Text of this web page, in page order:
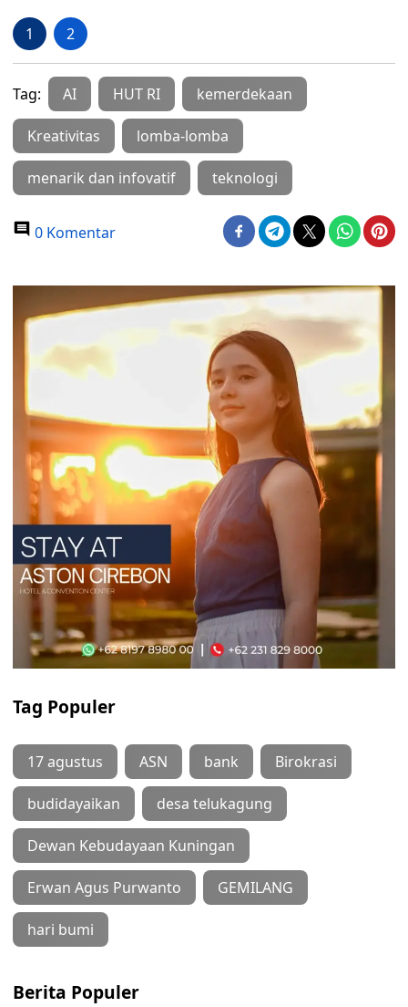
1 2
Tag: AI HUT RI kemerdekaan
Kreativitas lomba-lomba
menarik dan infovatif teknologi
0 Komentar
Tag Populer
17 agustus ASN bank Birokrasi
budidayaikan desa telukagung
Dewan Kebudayaan Kuningan
Erwan Agus Purwanto GEMILANG
hari bumi
Berita Populer